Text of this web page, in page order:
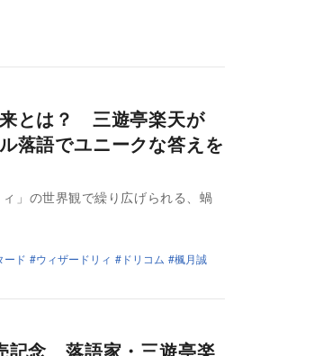
来とは？ 三遊亭楽天が
落語でユニークな答えを
」の世界観で繰り広げられる、蝸
ード ウィザードリィ ドリコム
楓月誠
記念 落語家・三遊亭楽